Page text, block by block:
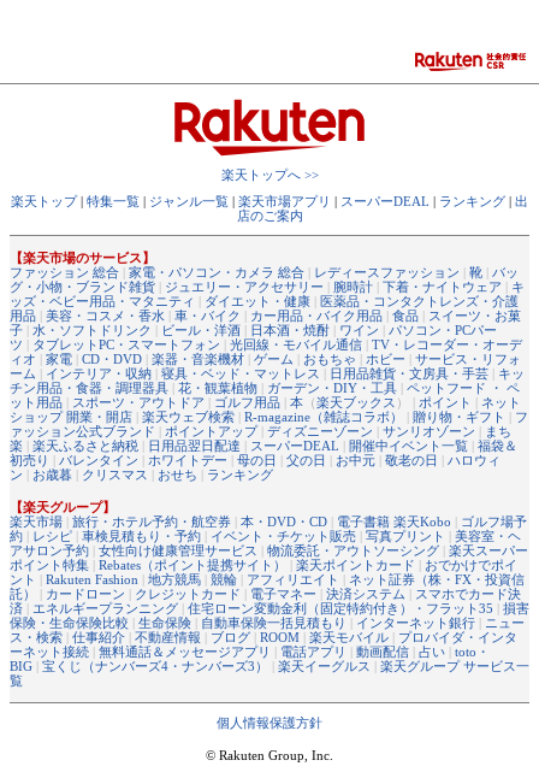
楽天トップへ >>
楽天トップ| 特集一覧 | ジャンル一覧 | 楽天市場アプリ | スーパーDEAL | ランキング | 出
店のご案内
【楽天市場のサービス】
ファッション 総合 | 家電・パソコン・カメラ 総合 | レディースファッション | 靴 | バッ
グ・小物・ブランド雑貨 | ジュエリー・アクセサリー | 腕時計 | 下着・ナイトウェア | キ
ッズ・ベビー用品・マタニティ | ダイエット・健康 | 医薬品・コンタクトレンズ・介護
用品 | 美容・コスメ・香水 | 車・バイク | カー用品・バイク用品 | 食品 | スイーツ・お菓
子 | 水・ソフトドリンク | ビール・洋酒 | 日本酒・焼酎 | ワイン | パソコン・PCパー
ツ | タブレットPC・スマートフォン | 光回線・モバイル通信 | TV・レコーダー・オーデ
ィオ | 家電 | CD・DVD | 楽器・音楽機材 | ゲーム | おもちゃ | ホビー | サービス・リフォ
ーム | インテリア・収納 | 寝具・ベッド・マットレス | 日用品雑貨・文房具・手芸 | キッ
チン用品・食器・調理器具 | 花・観葉植物 | ガーデン・DIY・工具 | ペットフード ・ ペ
ット用品 | スポーツ・アウトドア | ゴルフ用品 | 本 （楽天ブックス ） | ポイント | ネット
ショップ 開業・開店 | 楽天ウェブ検索 | R-magazine（雑誌コラボ） | 贈り物・ギフト | フ
ァッション公式ブランド | ポイントアップ| ディズニーゾーン | サンリオゾーン | まち
楽 | 楽天ふるさと納税 | 日用品翌日配達 | スーパーDEAL | 開催中イベント一覧 | 福袋＆
初売り | バレンタイン | ホワイトデー | 母の日 | 父の日 | お中元 | 敬老の日 | ハロウィ
ン | お歳暮 | クリスマス | おせち | ランキング
【楽天グループ】
楽天市場 | 旅行・ホテル予約・航空券 | 本・DVD・CD | 電子書籍 楽天Kobo | ゴルフ場予
約 | レシピ | 車検見積もり・予約 | イベント・チケット販売 | 写真プリント | 美容室・ヘ
アサロン予約 | 女性向け健康管理サービス | 物流委託・アウトソーシング | 楽天スーパー
ポイント特集 | Rebates（ポイント提携サイト） | 楽天ポイントカード | おでかけでポイ
ント | Rakuten Fashion | 地方競馬 | 競輪 | アフィリエイト | ネット証券（株・FX・投資信
託）
| カードローン | クレジットカード | 電子マネー | 決済システム | スマホでカード決
済 | エネルギープランニング | 住宅ローン変動金利（固定特約付き）・フラット35 | 損害
保険・生命保険比較 | 生命保険 | 自動車保険一括見積もり | インターネット銀行 | ニュー
ス・検索 | 仕事紹介 | 不動産情報 | ブログ | ROOM | 楽天モバイル | プロバイダ・インタ
ーネット接続 | 無料通話＆メッセージアプリ | 電話アプリ | 動画配信 | 占い | toto・
BIG | 宝くじ（ナンバーズ4・ナンバーズ3） | 楽天イーグルス | 楽天グループ サービス一
覧
個人情報保護方針
© Rakuten Group, Inc.